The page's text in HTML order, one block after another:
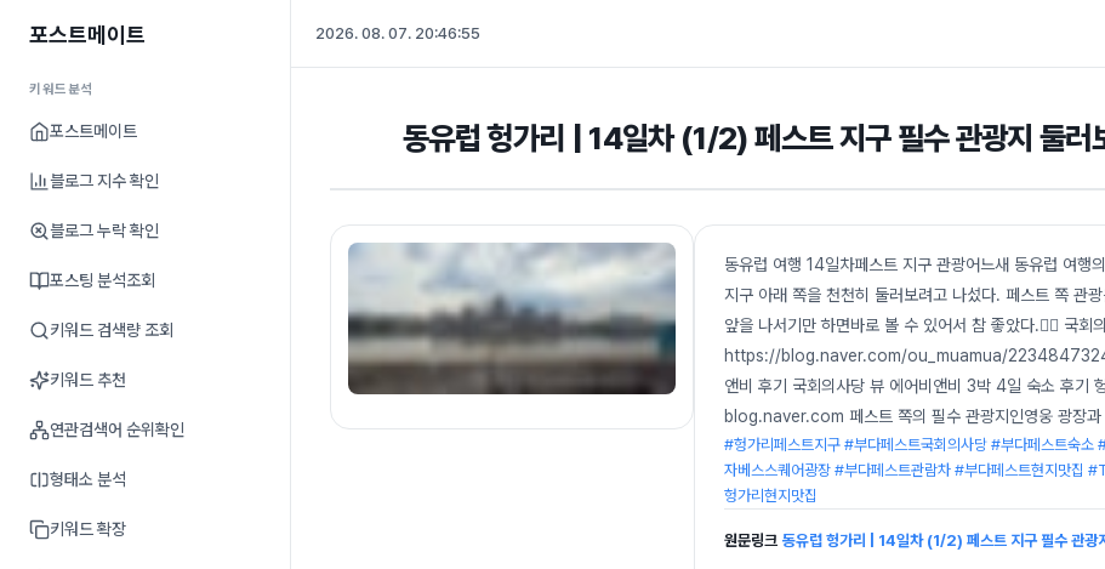
포스트메이트
키워드분석
포스트메이트
블로그 지수 확인
블로그 누락 확인
포스팅 분석조회
키워드 검색량 조회
키워드 추천
연관검색어 순위확인
형태소 분석
키워드 확장
2026. 08. 07. 20:46:56
동유럽 헝가리 | 14일차 (1/2) 페스트 지구 필수 관광지 둘러
동유럽 여행 14일차페스트 지구 관광어느새 동유럽 여행
지구 아래 쪽을 천천히 둘러보려고 나섰다. 페스트 쪽 관
앞을 나서기만 하면바로 볼 수 있어서 참 좋았다.👇🏻 국회
https://blog.naver.com/ou_muamua/223484732485
앤비 후기 국회의사당 뷰 에어비앤비 3박 4일 숙소 후기
blog.naver.com 페스트 쪽의 필수 관광지인영웅 광장과
#헝가리페스트지구 #부다페스트국회의사당 #부다페스트숙소
자베스스퀘어광장 #부다페스트관람차 #부다페스트현지맛
헝가리현지맛집
원문링크 동유럽 헝가리 | 14일차 (1/2) 페스트 지구 필수 관광